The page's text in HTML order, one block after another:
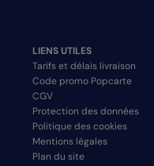
LIENS UTILES
Tarifs et délais livraison
Code promo Popcarte
CGV
Protection des données
Politique des cookies
Mentions légales
Plan du site